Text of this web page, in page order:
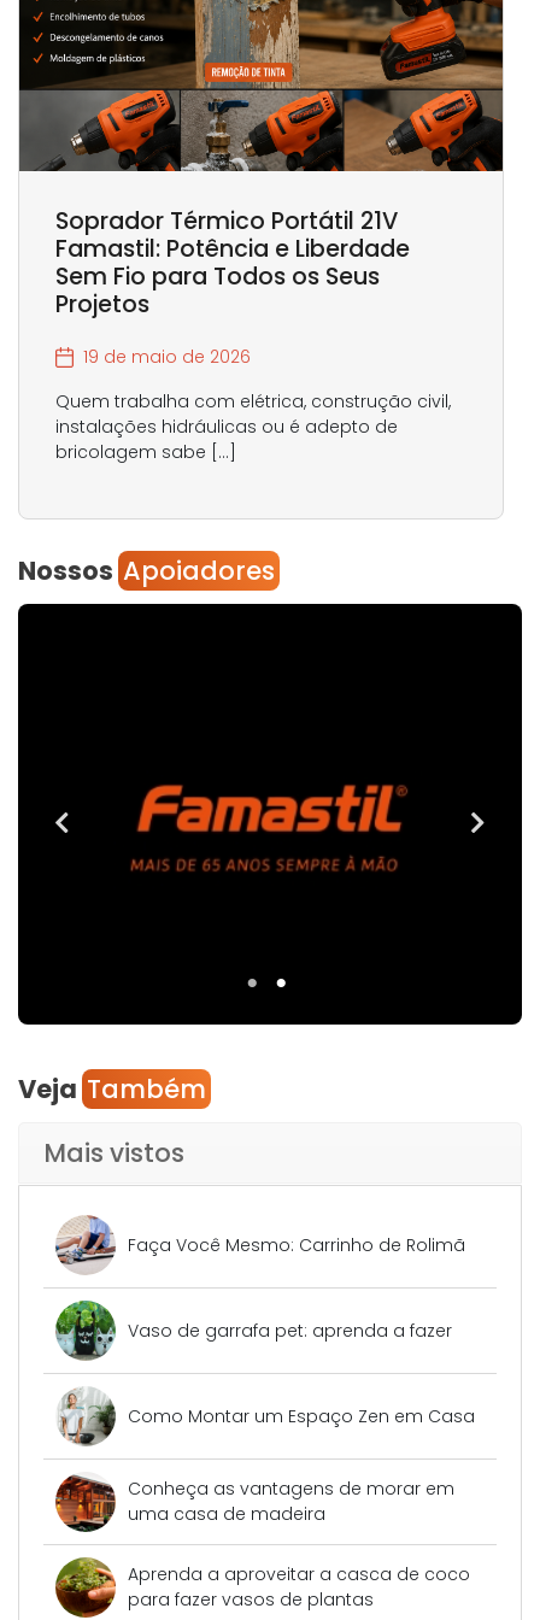
Soprador Térmico Portátil 21V
Famastil: Potência e Liberdade
Sem Fio para Todos os Seus
Projetos
19 de maio de 2026
Quem trabalha com elétrica, construção civil,
instalações hidráulicas ou é adepto de
bricolagem sabe […]
Nossos Apoiadores
Veja Também
Mais vistos
Faça Você Mesmo: Carrinho de Rolimã
Vaso de garrafa pet: aprenda a fazer
Como Montar um Espaço Zen em Casa
Conheça as vantagens de morar em
uma casa de madeira
Aprenda a aproveitar a casca de coco
para fazer vasos de plantas